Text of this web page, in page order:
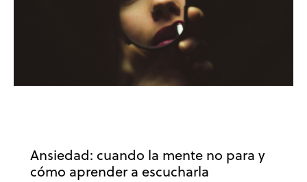
Ansiedad: cuando la mente no para y
cómo aprender a escucharla